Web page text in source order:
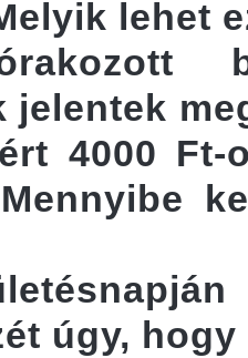
lehet
jelentek
4000
úgy,